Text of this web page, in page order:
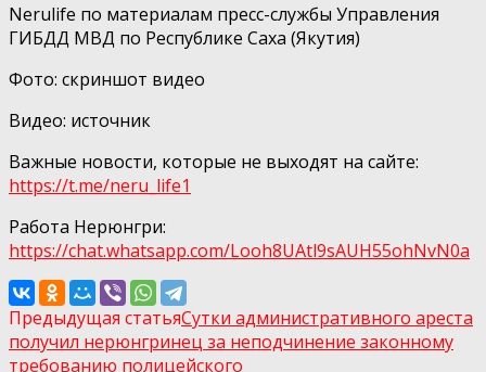
Nerulife по материалам пресс-службы Управления
ГИБДД МВД по Республике Саха (Якутия)
Фото: скриншот видео
Видео: источник
Важные новости, которые не выходят на сайте:
https://t.me/neru_life1
Работа Нерюнгри:
https://chat.whatsapp.com/Looh8UAtl9sAUH55ohNvN0а
Предыдущая статьяСутки административного ареста
получил нерюнгринец за неподчинение законному
требованию полицейского